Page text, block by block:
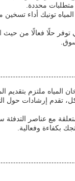
محددة.
عناصر تسخين سخان المياه
توفر حلًا فعالًا من
ملتزم بتقديم
تقدم إرشادات حول
مع عناصر
بكفاءة وفعالية.